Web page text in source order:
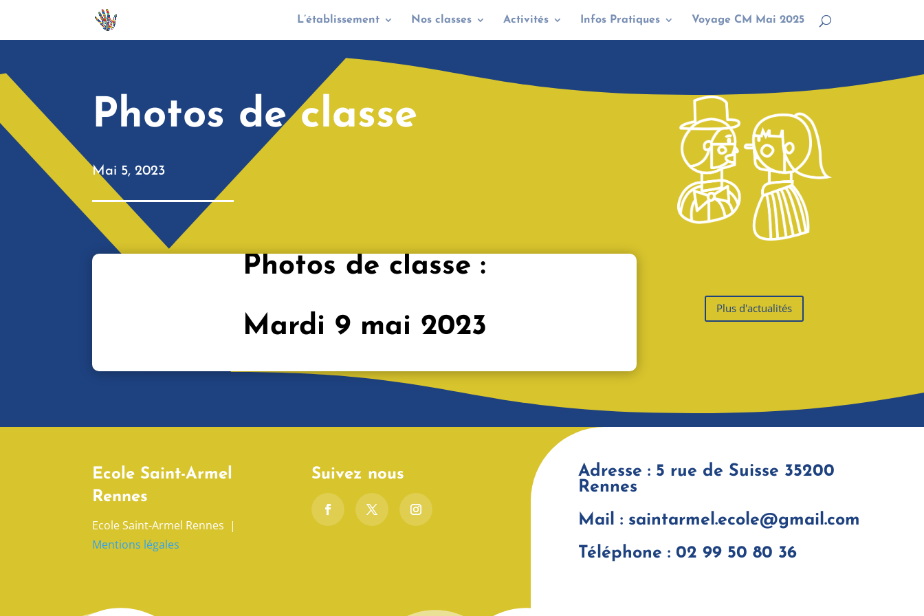
L’établissement Nos classes Activités Infos Pratiques Voyage CM Mai 2025
Photos de classe
Mai 5, 2023
Photos de classe :
Mardi 9 mai 2023
Plus d'actualités
Ecole Saint-Armel
Rennes
Ecole Saint-Armel Rennes |
Mentions légales
Suivez nous
Adresse : 5 rue de Suisse 35200
Rennes
Mail : saintarmel.ecole@gmail.com
Téléphone : 02 99 50 80 36